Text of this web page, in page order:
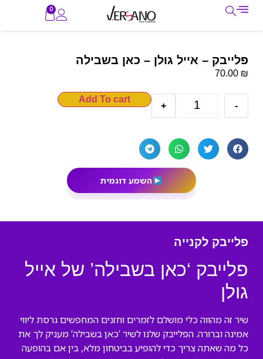
0
פלייבק – אייל גולן – כאן בשבילה
70.00 ₪
-
+
Add To cart
השמע דוגמית
פלייבק לקנייה
פלייבק ‘כאן בשבילה’ של אייל
גולן
שיר זה מהווה כלי מושלם לזמרים וחזנים המחפשים גרסת ליווי
אמינה וברורה. הפלייבק שלנו לשיר ‘כאן בשבילה’ מעניק לך את
כל מה שאתה צריך כדי להופיע בביטחון מלא, בין אם בהופעה